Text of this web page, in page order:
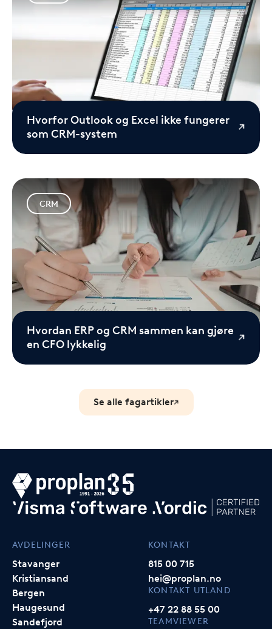
Hvorfor Outlook og Excel ikke fungerer
som CRM-system
CRM
Hvordan ERP og CRM sammen kan gjøre
en CFO lykkelig
Se alle fagartikler
AVDELINGER
Stavanger
Kristiansand
Bergen
Haugesund
Sandefjord
KONTAKT
815 00 715
hei@proplan.no
KONTAKT UTLAND
+47 22 88 55 00
TEAMVIEWER